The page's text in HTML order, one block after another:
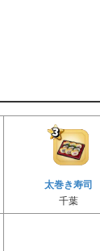
太巻き寿司
千葉